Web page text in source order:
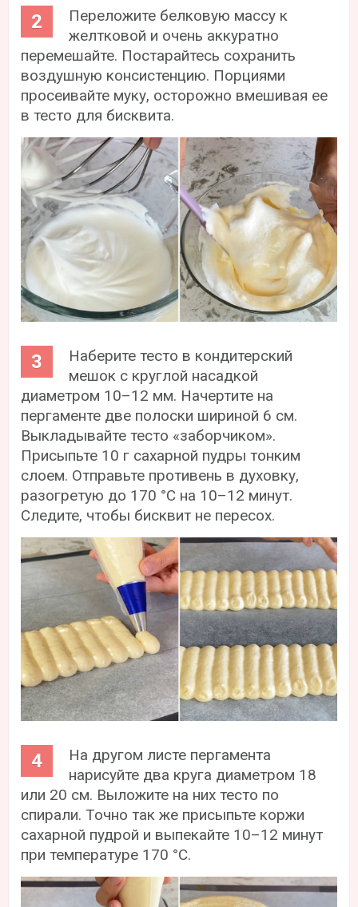
Переложите белковую массу к
желтковой и очень аккуратно
перемешайте. Постарайтесь сохранить
воздушную консистенцию. Порциями
просеивайте муку, осторожно вмешивая ее
в тесто для бисквита.
Наберите тесто в кондитерский
мешок с круглой насадкой
диаметром 10–12 мм. Начертите на
пергаменте две полоски шириной 6 см.
Выкладывайте тесто «заборчиком».
Присыпьте 10 г сахарной пудры тонким
слоем. Отправьте противень в духовку,
разогретую до 170 °С на 10–12 минут.
Следите, чтобы бисквит не пересох.
На другом листе пергамента
нарисуйте два круга диаметром 18
или 20 см. Выложите на них тесто по
спирали. Точно так же присыпьте коржи
сахарной пудрой и выпекайте 10–12 минут
при температуре 170 °С.